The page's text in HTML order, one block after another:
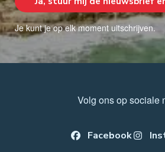
Je kunt je op elk moment uitschrijven.
Volg ons op sociale
Facebook